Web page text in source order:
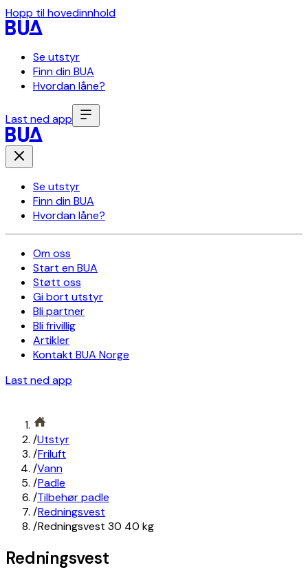
Hopp til hovedinnhold
Se utstyr
Finn din BUA
Hvordan låne?
Last ned app
Se utstyr
Finn din BUA
Hvordan låne?
Om oss
Start en BUA
Støtt oss
Gi bort utstyr
Bli partner
Bli frivillig
Artikler
Kontakt BUA Norge
Last ned app
/Utstyr
/Friluft
/Vann
/Padle
/Tilbehør padle
/Redningsvest
/Redningsvest 30 40 kg
Redningsvest